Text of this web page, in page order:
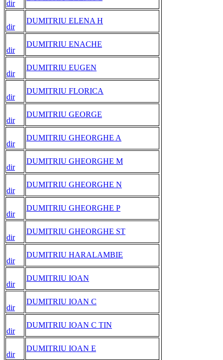
dir
dir
DUMITRIU ELENA H
dir
DUMITRIU ENACHE
dir
DUMITRIU EUGEN
dir
DUMITRIU FLORICA
dir
DUMITRIU GEORGE
dir
DUMITRIU GHEORGHE A
dir
DUMITRIU GHEORGHE M
dir
DUMITRIU GHEORGHE N
dir
DUMITRIU GHEORGHE P
dir
DUMITRIU GHEORGHE ST
dir
DUMITRIU HARALAMBIE
dir
DUMITRIU IOAN
dir
DUMITRIU IOAN C
dir
DUMITRIU IOAN C TIN
dir
DUMITRIU IOAN E